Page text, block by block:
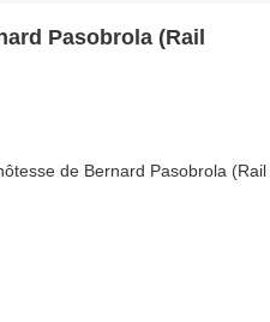
Pasobrola (Rail